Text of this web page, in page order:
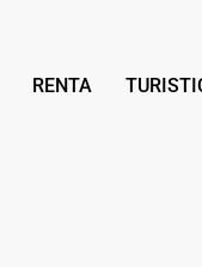
RENTA